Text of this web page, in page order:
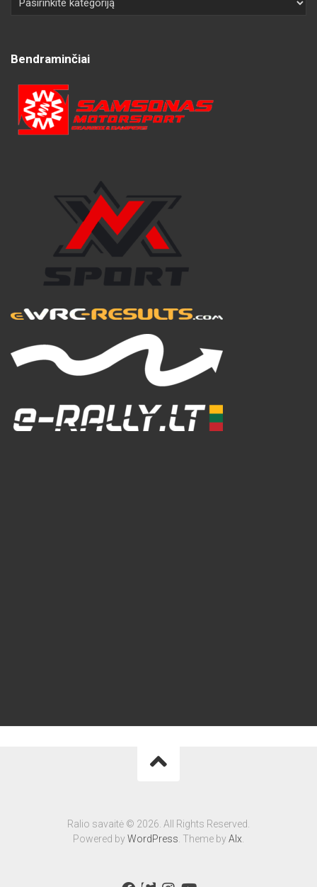
Bendraminčiai
Ralio savaitė © 2026. All Rights Reserved.
Powered byWordPress . Theme byAlx